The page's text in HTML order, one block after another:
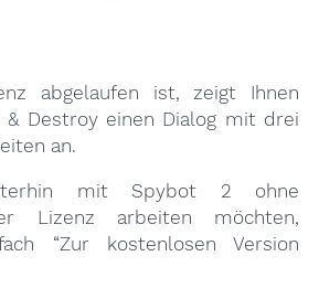
abgelaufen ist, zeigt Ihnen
Destroy einen Dialog mit drei
an.
mit Spybot 2 ohne
Lizenz arbeiten möchten,
“Zur kostenlosen Version